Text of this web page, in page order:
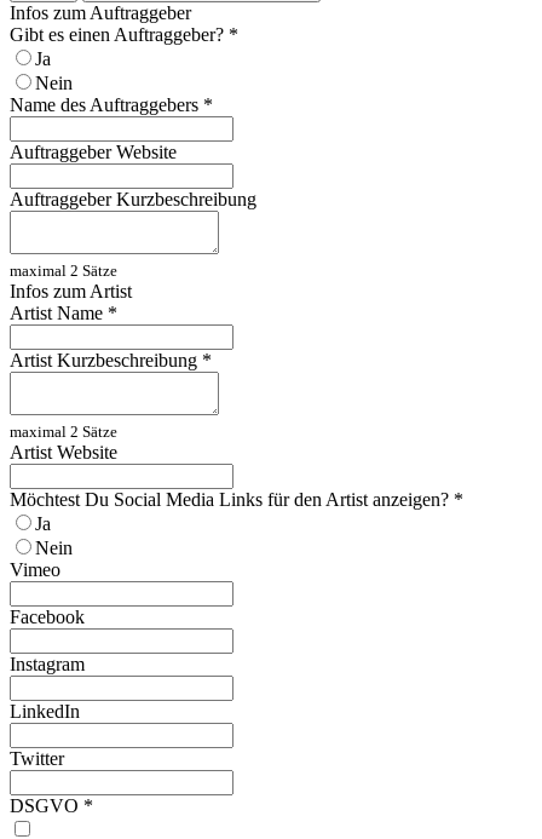
Infos zum Auftraggeber
Gibt es einen Auftraggeber? *
Ja
Nein
Name des Auftraggebers *
Auftraggeber Website
Auftraggeber Kurzbeschreibung
maximal 2 Sätze
Infos zum Artist
Artist Name *
Artist Kurzbeschreibung *
maximal 2 Sätze
Artist Website
Möchtest Du Social Media Links für den Artist anzeigen? *
Ja
Nein
Vimeo
Facebook
Instagram
LinkedIn
Twitter
DSGVO *